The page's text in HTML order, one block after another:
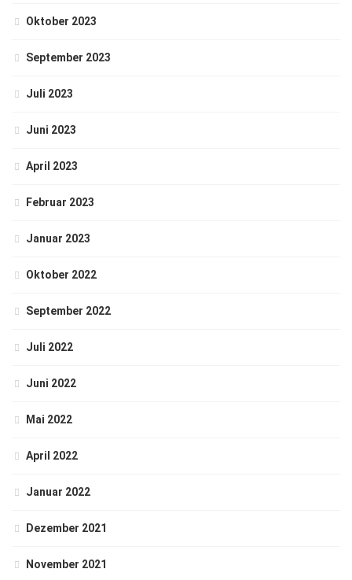
Oktober 2023
September 2023
Juli 2023
Juni 2023
April 2023
Februar 2023
Januar 2023
Oktober 2022
September 2022
Juli 2022
Juni 2022
Mai 2022
April 2022
Januar 2022
Dezember 2021
November 2021